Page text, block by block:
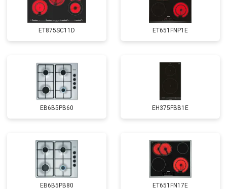
ET875SC11D ET651FNP1E
EB6B5PB60 EH375FBB1E
EB6B5PB80 ET651FN17E